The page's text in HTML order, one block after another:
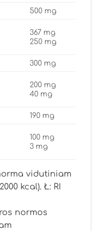
500 mg
367 mg
250 mg
300 mg
200 mg
40 mg
190 mg
100 mg
3 mg
vidutiniam
kcal). Ł: RI
normos